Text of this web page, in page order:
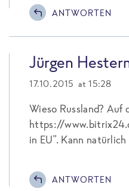
ANTWORTEN
Jürgen
17.10.2015 at 15:28
Wieso Russland? Auf
https://
in EU". Kann
ANTWORTEN